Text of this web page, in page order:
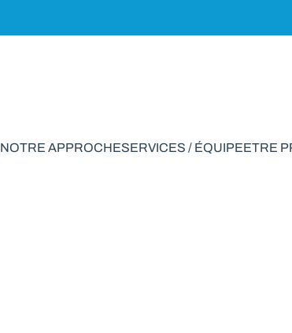
NOTRE APPROCHESERVICES / ÉQUIPEETRE